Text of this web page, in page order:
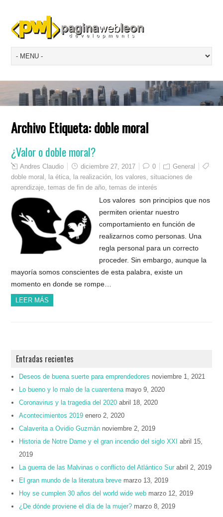
Archivo Etiqueta:doble moral
¿Valor o doble moral?
Andres Claudio diciembre 27, 2017 0
General
doble moral
la ética la realización los valores ,situaciones de
aprendizaje ,temas de fin de año ,temas de interés
Los valores son principios que nos
permiten orientar nuestro
comportamiento en función de
realizarnos como personas. Una
regla personal para un correcto
proceder. Sin embargo, aunque la
mayoría somos conscientes de esta palabra, existe un
momento en donde se rompe…
LEER MÁS
Entradas recientes
Deseos de buena suerte para emprendedores noviembre 1, 2021
Lo bueno y lo malo de la cuarentena mayo 9, 2020
Coronavirus y la tragedia del 2020 abril 18, 2020
Acontecimientos 2019 enero 2, 2020
Calaverita a Ovidio Guzmán noviembre 2, 2019
Historia de Notre Dame y el gran incendio del siglo XXI
abril 15,
2019
La guerra de las Malvinas o conflicto del Atlántico Sur abril 2, 2019
El gran mundo de la literatura breve marzo 13, 2019
Hoy se cumplen 30 años del world wide web marzo 12, 2019
¿De dónde proviene el día de la mujer? marzo 8, 2019